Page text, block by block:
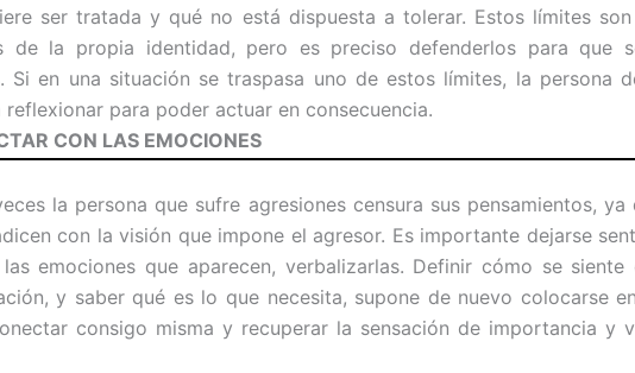
ser tratada y qué no está dispuesta a tolerar. Estos límites
de la propia identidad, pero es preciso defenderlos para que
Si en una situación se traspasa uno de estos límites, la persona
reflexionar para poder actuar en consecuencia.
CON LAS EMOCIONES
la persona que sufre agresiones censura sus pensamientos, ya
con la visión que impone el agresor. Es importante dejarse
emociones que aparecen, verbalizarlas. Definir cómo se siente
y saber qué es lo que necesita, supone de nuevo colocarse
consigo misma y recuperar la sensación de importancia y